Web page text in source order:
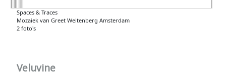
Spaces & Traces
Mozaiek van Greet Weitenberg Amsterdam
2 foto's
Veluvine